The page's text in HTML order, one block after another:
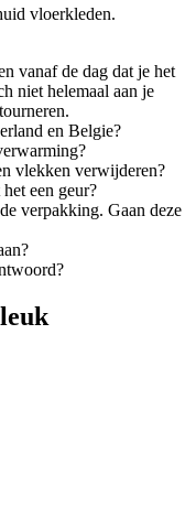
vloerkleden.
vanaf de dag dat je het
niet helemaal aan je
en Belgie?
vlekken verwijderen?
een geur?
verpakking. Gaan deze